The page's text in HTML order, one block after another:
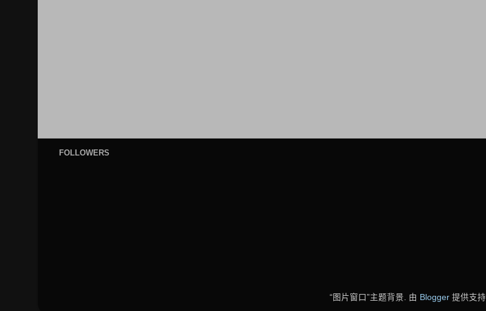
FOLLOWERS
“图片窗口”主题背景. 由 Blogger提供支持.